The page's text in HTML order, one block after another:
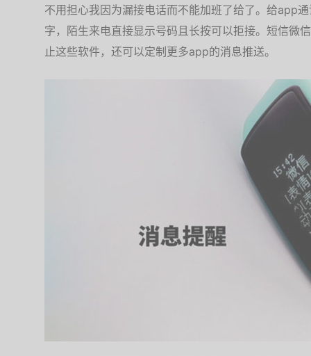
不用担心我因为漏接电话而不能加班了给了。给app
字，陌生来电直接显示号码且长按可以拒接。短信微
止这些软件，还可以定制更多app的消息推送。